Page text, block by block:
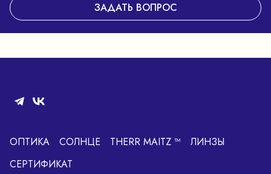
ЗАДАТЬ ВОПРОС
ОПТИКА СОЛНЦЕ THERR MAITZ ™
ЛИНЗЫ
СЕРТИФИКАТ